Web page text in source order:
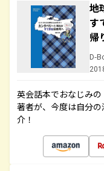
地
す
帰
D-
英会話本でおなじみ
著者が、今度は自分
介！